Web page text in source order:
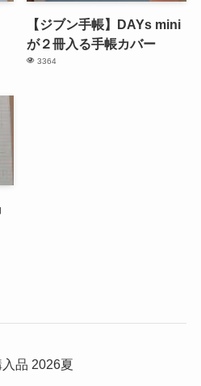
【ジブン手帳】DAYs mini
が２冊入る手帳カバー
3364
品 2026夏